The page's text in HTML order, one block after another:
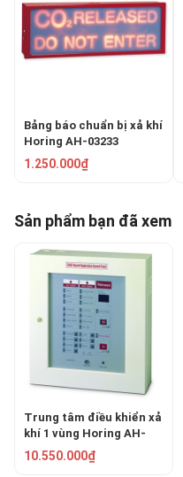
Bảng báo chuẩn bị xả khí
Horing AH-03233
1.250.000₫
Sản phẩm bạn đã xem
Trung tâm điều khiển xả
khí 1 vùng Horing AH-
02120
10.550.000₫